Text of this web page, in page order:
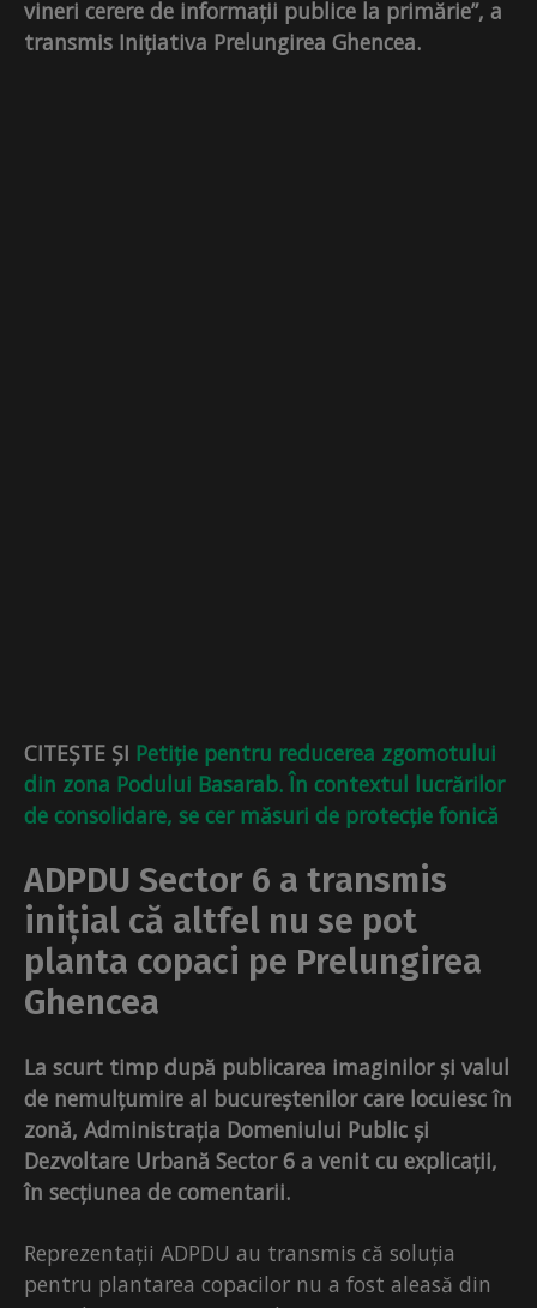
vineri cerere de informații publice la primărie”, a
transmis Inițiativa Prelungirea Ghencea.
CITEȘTE ȘI Petiție pentru reducerea zgomotului
din zona Podului Basarab. În contextul lucrărilor
de consolidare, se cer măsuri de protecție fonică
ADPDU Sector 6 a transmis
inițial că altfel nu se pot
planta copaci pe Prelungirea
Ghencea
La scurt timp după publicarea imaginilor și valul
de nemulțumire al bucureștenilor care locuiesc în
zonă, Administrația Domeniului Public și
Dezvoltare Urbană Sector 6 a venit cu explicații,
în secțiunea de comentarii.
Reprezentații ADPDU au transmis că soluția
pentru plantarea copacilor nu a fost aleasă din